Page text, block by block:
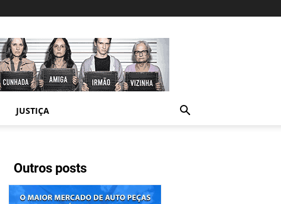
JUSTIÇA
Outros posts